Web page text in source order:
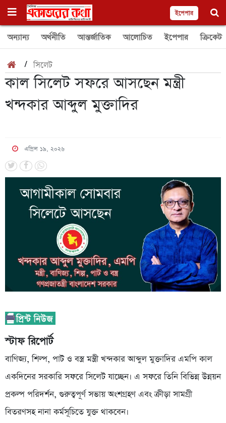
ইপেপার
অন্যান্য অর্থনীতি আন্তর্জাতিক আলোচিত ইপেপার ক্রিকেট
/সিলেট
কাল সিলেট সফরে আসছেন মন্ত্রী
খন্দকার আব্দুল মুক্তাদির
এপ্রিল ১৯, ২০২৬
স্টাফ রিপোর্ট
বাণিজ্য, শিল্প, পাট ও বস্ত্র মন্ত্রী খন্দকার আব্দুল মুক্তাদির এমপি কাল
একদিনের সরকারি সফরে সিলেট যাচ্ছেন। এ সফরে তিনি বিভিন্ন উন্নয়ন
প্রকল্প পরিদর্শন, গুরুত্বপূর্ণ সভায় অংশগ্রহণ এবং ক্রীড়া সামগ্রী
বিতরণসহ নানা কর্মসূচিতে যুক্ত থাকবেন।